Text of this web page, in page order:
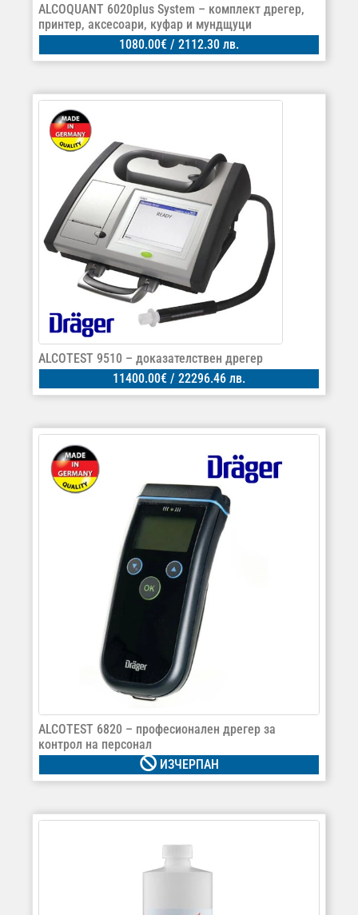
ALCOQUANT 6020plus System – комплект дрегер,
принтер, аксесоари, куфар и мундщуци
1080.00€ / 2112.30 лв.
ALCOTEST 9510 – доказателствен дрегер
11400.00€ / 22296.46 лв.
ALCOTEST 6820 – професионален дрегер за
контрол на персонал
ИЗЧЕРПАН